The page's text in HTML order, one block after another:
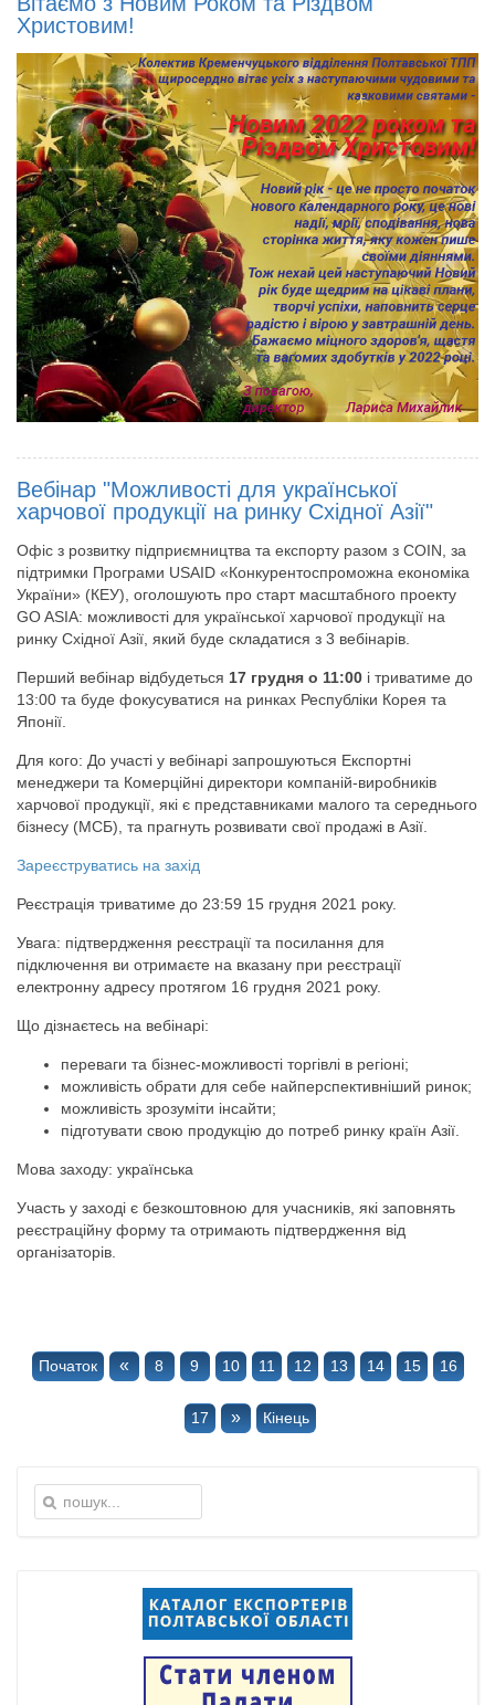
Христовим!
Вебінар "Можливості для української
харчової продукції на ринку Східної Азії"
Офіс з розвитку підприємництва та експорту разом з COIN, за
підтримки Програми USAID «Конкурентоспроможна економіка
України» (КЕУ), оголошують про старт масштабного проекту
GO ASIA: можливості для української харчової продукції на
ринку Східної Азії, який буде складатися з 3 вебінарів.
Перший вебінар відбудеться 17 грудня о 11:00 і триватиме до
13:00 та буде фокусуватися на ринках Республіки Корея та
Японії.
Для кого: До участі у вебінарі запрошуються Експортні
менеджери та Комерційні директори компаній-виробників
харчової продукції, які є представниками малого та середнього
бізнесу (МСБ), та прагнуть розвивати свої продажі в Азії.
Зареєструватись на захід
Реєстрація триватиме до 23:59 15 грудня 2021 року.
Увага: підтвердження реєстрації та посилання для
підключення ви отримаєте на вказану при реєстрації
електронну адресу протягом 16 грудня 2021 року.
Що дізнаєтесь на вебінарі:
переваги та бізнес-можливості торгівлі в регіоні;
можливість обрати для себе найперспективніший ринок;
можливість зрозуміти інсайти;
підготувати свою продукцію до потреб ринку країн Азії.
Мова заходу: українська
Участь у заході є безкоштовною для учасників, які заповнять
реєстраційну форму та отримають підтвердження від
організаторів.
Початок « 8 9 10 11 12 13 14 15 16
17 » Кінець